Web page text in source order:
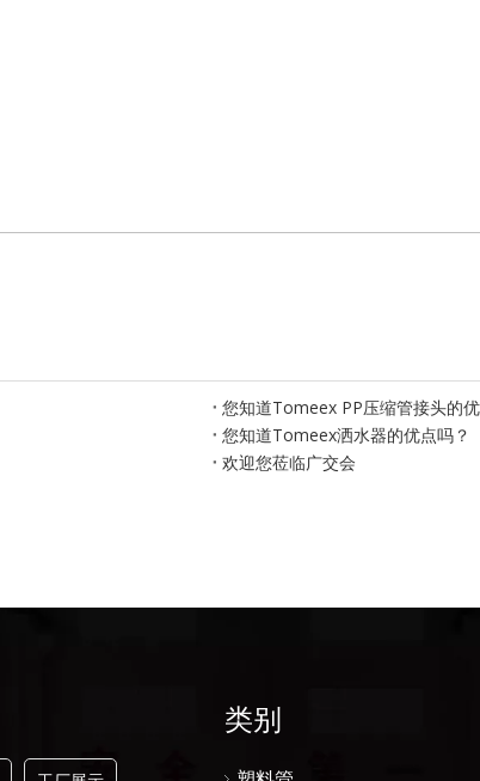
您知道Tomeex PP压缩管接头的
您知道Tomeex洒水器的优点吗？
欢迎您莅临广交会
类别